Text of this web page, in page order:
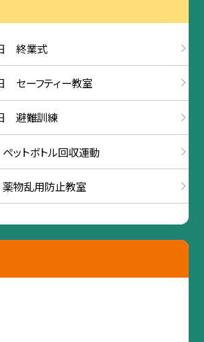
終業式
セーフティー教室
避難訓練
ットボトル回収運動
物乱用防止教室